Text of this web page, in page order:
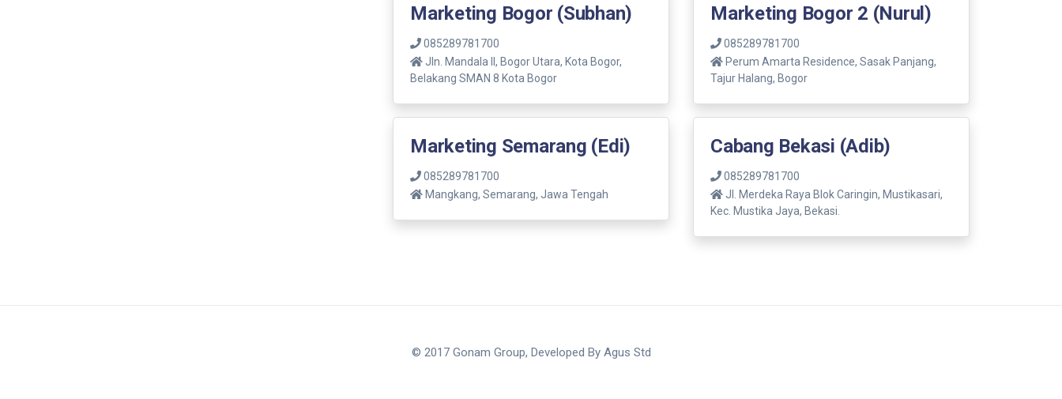
Marketing Bogor (Subhan)
085289781700
Jln. Mandala ll, Bogor Utara, Kota Bogor,
Belakang SMAN 8 Kota Bogor
Marketing Bogor 2 (Nurul)
085289781700
Perum Amarta Residence, Sasak Panjang,
Tajur Halang, Bogor
Marketing Semarang (Edi)
085289781700
Mangkang, Semarang, Jawa Tengah
Cabang Bekasi (Adib)
085289781700
Jl. Merdeka Raya Blok Caringin, Mustikasari,
Kec. Mustika Jaya, Bekasi.
© 2017 Gonam Group, Developed By Agus Std